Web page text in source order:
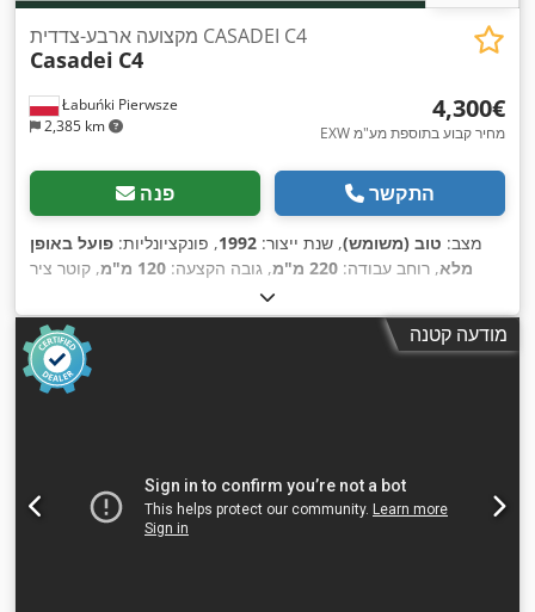
Łabuńki Pierwsze
2,385 km
מקצועה ארבע-צדדית CASADEI C4
Casadei C4
‏4,300 ‏€
EXW מחיר קבוע בתוספת מע"מ
פנה התקשר
מצב: טוב (משומש), שנת ייצור: 1992, פונקציונליות: פועל באופן
מלא, רוחב עבודה: 220 מ"מ , גובה הקצעה: 120 מ"מ
, קוטר ציר
, רוחב תכנון:220 מ"מ
גובה כולל:1,400 מ"מ , אורך כולל:3,120 מ"מ
, מהירות ציר (בדקה):
120 מ"מ מודעה קטנה